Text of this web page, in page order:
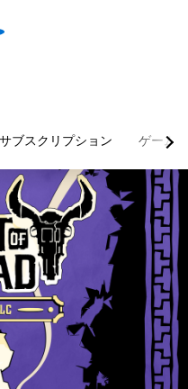
サブスクリプション ゲーム